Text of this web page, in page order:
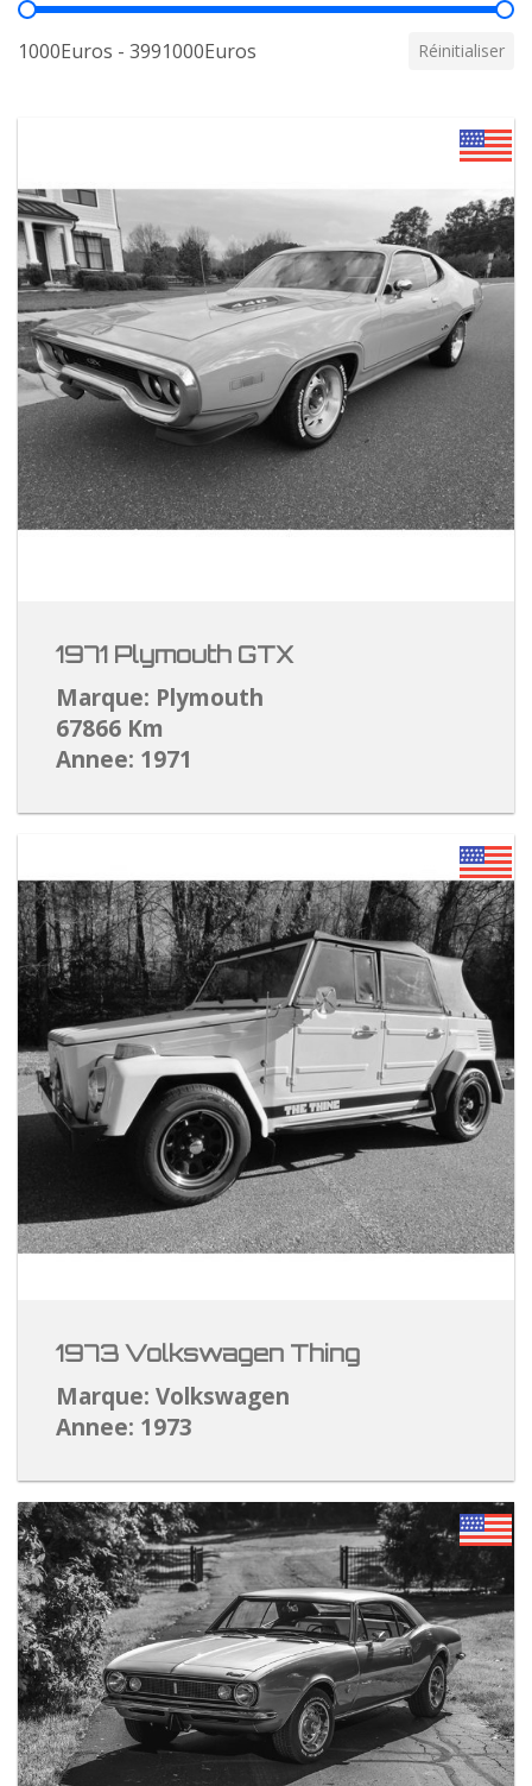
Prix
1000Euros - 3991000Euros Réinitialiser
1971 Plymouth GTX
Marque: Plymouth
67866 Km
Annee: 1971
1973 Volkswagen Thing
Marque: Volkswagen
Annee: 1973